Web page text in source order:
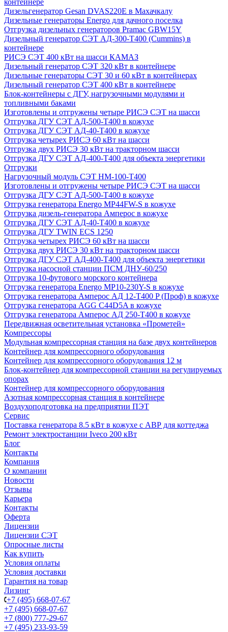
контейнере
Дизельгенератор Gesan DVAS220E в Махачкалу
Дизельные генераторы Energo для дачного поселка
Отгрузка дизельных генераторов Pramac GВW15Y
Дизельный генератор СЭТ АД-300-Т400 (Cummins) в
контейнере
РИСЭ СЭТ 400 кВт на шасси КАМАЗ
Дизельный генератор СЭТ 320 кВт в контейнере
Дизельные генераторы СЭТ 30 и 60 кВт в контейнерах
Дизельный генератор СЭТ 400 кВт в контейнере
Блок-контейнеры с ДГУ, нагрузочными модулями и
топливными баками
Изготовлены и отгружены четыре РИСЭ СЭТ на шасси
Отгрузка ДГУ СЭТ АД-500-Т400 в кожухе
Отгрузка ДГУ СЭТ АД-40-Т400 в кожухе
Отгрузка четырех РИСЭ 60 кВт на шасси
Отгрузка двух РИСЭ 30 кВт на тракторном шасси
Отгрузка ДГУ СЭТ АД-400-Т400 для объекта энергетики
Отгрузки
Нагрузочный модуль СЭТ НМ-100-Т400
Изготовлены и отгружены четыре РИСЭ СЭТ на шасси
Отгрузка ДГУ СЭТ АД-500-Т400 в кожухе
Отгрузка генератора Energo MP44FW-S в кожухе
Отгрузка дизель-генератора Амперос в кожухе
Отгрузка ДГУ СЭТ АД-40-Т400 в кожухе
Отгрузка ДГУ TWIN ECS 1250
Отгрузка четырех РИСЭ 60 кВт на шасси
Отгрузка двух РИСЭ 30 кВт на тракторном шасси
Отгрузка ДГУ СЭТ АД-400-Т400 для объекта энергетики
Отгрузка насосной станции ПСМ ДНУ-60/250
Отгрузка 10-футового морского контейнера
Отгрузка генератора Energo MP10-230Y-S в кожухе
Отгрузка генератора Амперос АД 12-Т400 P (Проф) в кожухе
Отгрузка генератора AGG C44D5A в кожухе
Отгрузка генератора Амперос АД 250-Т400 в кожухе
Передвижная осветительная установка «Прометей»
Компрессоры
Модульная компрессорная станция на базе двух контейнеров
Контейнер для компрессорного оборудования
Контейнер для компрессорного оборудования 12 м
Блок-контейнер для компрессорной станции на регулируемых
опорах
Контейнер для компрессорного оборудования
Азотная компрессорная станция в контейнере
Воздухоподготовка на предприятии ПЭТ
Сервис
Поставка генератора 8.5 кВт в кожухе с АВР для коттеджа
Ремонт электростанции Iveco 200 кВт
Блог
Контакты
Компания
О компании
Новости
Отзывы
Карьера
Контакты
Оферта
Лицензии
Лицензии СЭТ
Опросные листы
Как купить
Условия оплаты
Условия доставки
Гарантия на товар
Лизинг
+7 (495) 668-07-67
+7 (495) 668-07-67
+7 (800) 777-29-67
+7 (495) 233-93-59